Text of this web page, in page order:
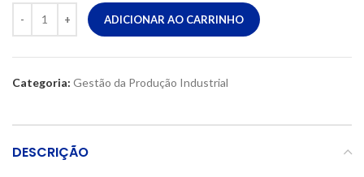
ADICIONAR AO CARRINHO
Categoria: Gestão da Produção Industrial
DESCRIÇÃO